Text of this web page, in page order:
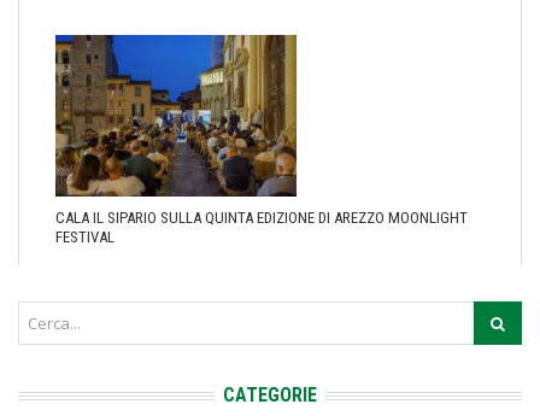
CALA IL SIPARIO SULLA QUINTA EDIZIONE DI AREZZO MOONLIGHT
FESTIVAL
CATEGORIE